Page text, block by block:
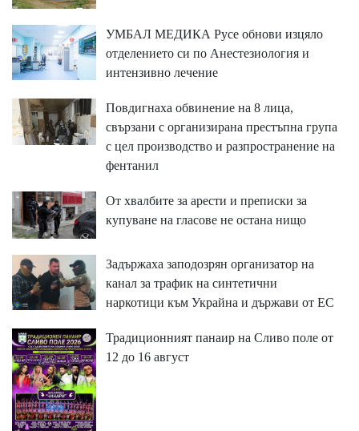
УМБАЛ МЕДИКА Русе обнови изцяло
отделението си по Анестезиология и
интензивно лечение
Повдигнаха обвинение на 8 лица,
свързани с организирана престъпна група
с цел производство и разпространение на
фентанил
От хвалбите за арести и преписки за
купуване на гласове не остана нищо
Задържаха заподозрян организатор на
канал за трафик на синтетични
наркотици към Украйна и държави от ЕС
Традиционният панаир на Сливо поле от
12 до 16 август